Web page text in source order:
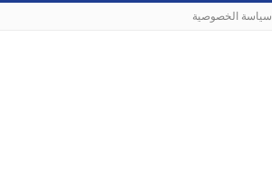
سياسة الخصوصية